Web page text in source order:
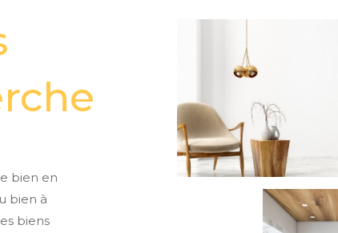
bien en
bien à
biens